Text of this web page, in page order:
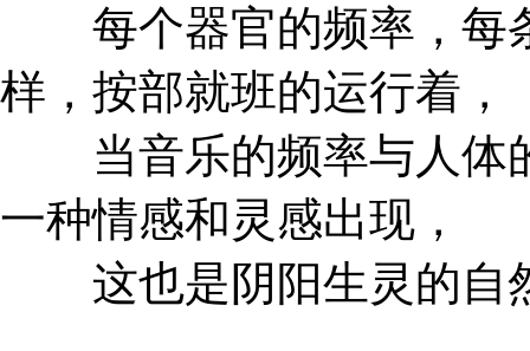
每个器官的频率，每
样，按部就班的运行着，
当音乐的频率与人体
一种情感和灵感出现，
这也是阴阳生灵的自